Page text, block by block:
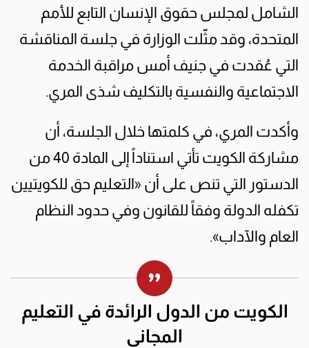
الشامل لمجلس حقوق الإنسان التابع للأمم
المتحدة، وقد مثّلت الوزارة في جلسة المناقشة
التي عُقدت في جنيف أمس مراقبة الخدمة
الاجتماعية والنفسية بالتكليف شذى المري.
وأكدت المري، في كلمتها خلال الجلسة، أن
مشاركة الكويت تأتي استناداً إلى المادة 40 من
الدستور التي تنص على أن «التعليم حق للكويتيين
تكفله الدولة وفقاً للقانون وفي حدود النظام
العام والآداب».
الكويت من الدول الرائدة في التعليم
المجاني